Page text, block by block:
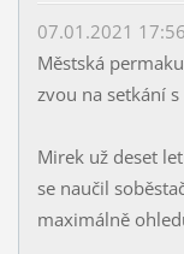
07.01.2021 17:56
Městská
zvou na setkání
Mirek už deset
se naučil
maximálně